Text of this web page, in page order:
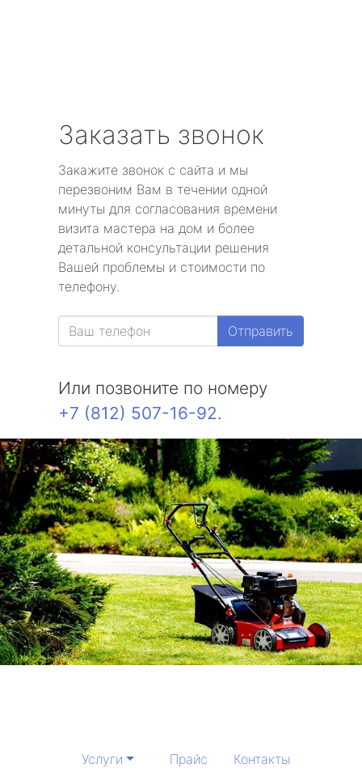
Заказать звонок
Закажите звонок с сайта и мы
перезвоним Вам в течении одной
минуты для согласования времени
визита мастера на дом и более
детальной консультации решения
Вашей проблемы и стоимости по
телефону.
Отправить
Или позвоните по номеру
+7 (812) 507-16-92.
Услуги Прайс Контакты